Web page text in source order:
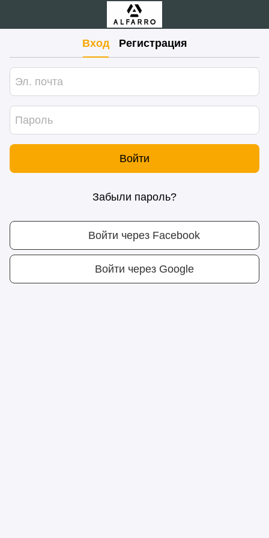
Вход Регистрация
Войти
Забыли пароль?
Войти через Facebook
Войти через Google